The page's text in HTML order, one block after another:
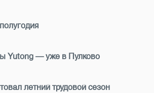
Yutong — уже в Пулково
летний трудовой сезон